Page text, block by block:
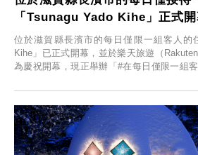
「Tsunagu Yado Kihe」正式
位於滋賀縣長濱市的每日僅限一組客人的
Kihe」已正式開幕，並於樂天旅遊（
為慶祝開幕，現正舉辦「#在每日僅限一組
人的旅館，您才能在此與重要的人共度獨一